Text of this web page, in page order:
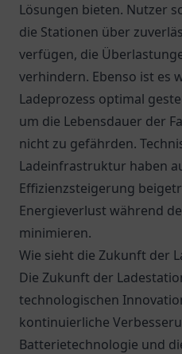
Lösungen bieten. Nutzer
die Stationen über
verfügen, die
verhindern. Ebenso ist es
Ladeprozess optimal
um die Lebensdauer der
nicht zu gefährden.
Ladeinfrastruktur haben
Effizienzsteigerung
Energieverlust während
minimieren.
Wie sieht die Zukunft der
Die Zukunft der
technologischen
kontinuierliche
Batterietechnologie und